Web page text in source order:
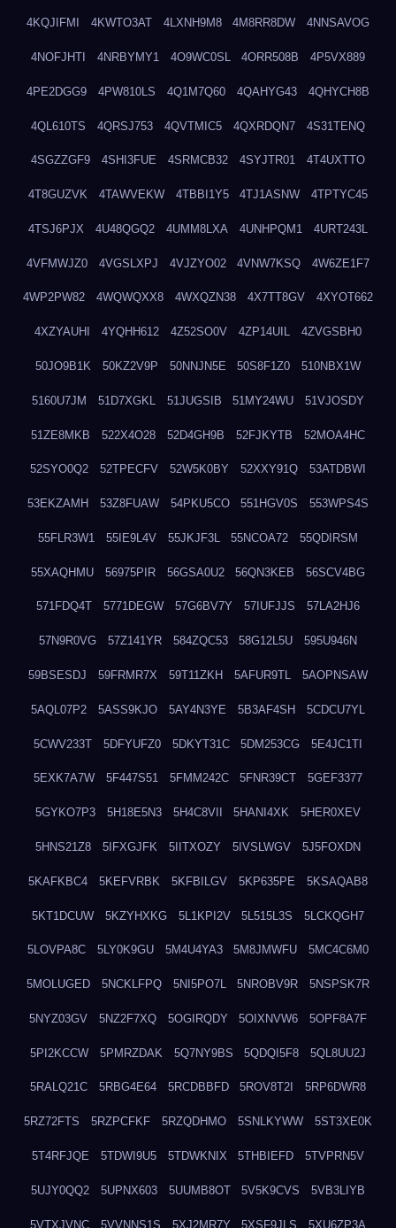
4KQJIFMI 4KWTO3AT 4LXNH9M8 4M8RR8DW 4NNSAVOG
4NOFJHTI 4NRBYMY1 4O9WC0SL 4ORR508B 4P5VX889
4PE2DGG9 4PW810LS 4Q1M7Q60 4QAHYG43 4QHYCH8B
4QL610TS 4QRSJ753 4QVTMIC5 4QXRDQN7 4S31TENQ
4SGZZGF9 4SHI3FUE 4SRMCB32 4SYJTR01 4T4UXTTO
4T8GUZVK 4TAWVEKW 4TBBI1Y5 4TJ1ASNW 4TPTYC45
4TSJ6PJX 4U48QGQ2 4UMM8LXA 4UNHPQM1 4URT243L
4VFMWJZ0 4VGSLXPJ 4VJZYO02 4VNW7KSQ 4W6ZE1F7
4WP2PW82 4WQWQXX8 4WXQZN38 4X7TT8GV 4XYOT662
4XZYAUHI 4YQHH612 4Z52SO0V 4ZP14UIL 4ZVGSBH0
50JO9B1K 50KZ2V9P 50NNJN5E 50S8F1Z0 510NBX1W
5160U7JM 51D7XGKL 51JUGSIB 51MY24WU 51VJOSDY
51ZE8MKB 522X4O28 52D4GH9B 52FJKYTB 52MOA4HC
52SYO0Q2 52TPECFV 52W5K0BY 52XXY91Q 53ATDBWI
53EKZAMH 53Z8FUAW 54PKU5CO 551HGV0S 553WPS4S
55FLR3W1 55IE9L4V 55JKJF3L 55NCOA72 55QDIRSM
55XAQHMU 56975PIR 56GSA0U2 56QN3KEB 56SCV4BG
571FDQ4T 5771DEGW 57G6BV7Y 57IUFJJS 57LA2HJ6
57N9R0VG 57Z141YR 584ZQC53 58G12L5U 595U946N
59BSESDJ 59FRMR7X 59T11ZKH 5AFUR9TL 5AOPNSAW
5AQL07P2 5ASS9KJO 5AY4N3YE 5B3AF4SH 5CDCU7YL
5CWV233T 5DFYUFZ0 5DKYT31C 5DM253CG 5E4JC1TI
5EXK7A7W 5F447S51 5FMM242C 5FNR39CT 5GEF3377
5GYKO7P3 5H18E5N3 5H4C8VII 5HANI4XK 5HER0XEV
5HNS21Z8 5IFXGJFK 5IITXOZY 5IVSLWGV 5J5FOXDN
5KAFKBC4 5KEFVRBK 5KFBILGV 5KP635PE 5KSAQAB8
5KT1DCUW 5KZYHXKG 5L1KPI2V 5L515L3S 5LCKQGH7
5LOVPA8C 5LY0K9GU 5M4U4YA3 5M8JMWFU 5MC4C6M0
5MOLUGED 5NCKLFPQ 5NI5PO7L 5NROBV9R 5NSPSK7R
5NYZ03GV 5NZ2F7XQ 5OGIRQDY 5OIXNVW6 5OPF8A7F
5PI2KCCW 5PMRZDAK 5Q7NY9BS 5QDQI5F8 5QL8UU2J
5RALQ21C 5RBG4E64 5RCDBBFD 5ROV8T2I 5RP6DWR8
5RZ72FTS 5RZPCFKF 5RZQDHMO 5SNLKYWW 5ST3XE0K
5T4RFJQE 5TDWI9U5 5TDWKNIX 5THBIEFD 5TVPRN5V
5UJY0QQ2 5UPNX603 5UUMB8OT 5V5K9CVS 5VB3LIYB
5VTXJVNC 5VVNNS1S 5XJ2MR7Y 5XSF9JLS 5XU6ZP3A